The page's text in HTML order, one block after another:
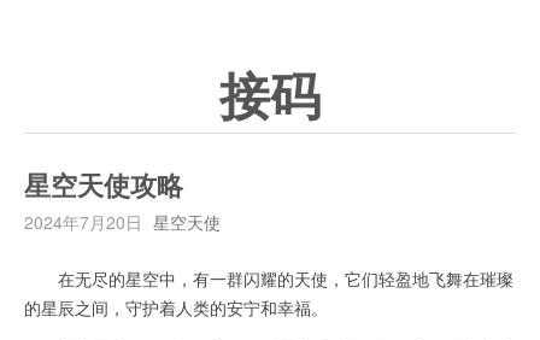
接码
星空天使攻略
2024年7月20日 星空天使
在无尽的星空中，有一群闪耀的天使，它们轻盈地飞舞在璀璨
的星辰之间，守护着人类的安宁和幸福。